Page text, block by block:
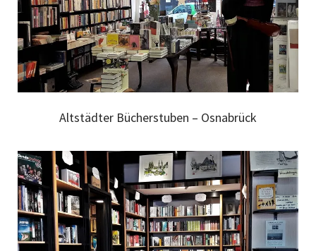
Altstädter Bücherstuben – Osnabrück